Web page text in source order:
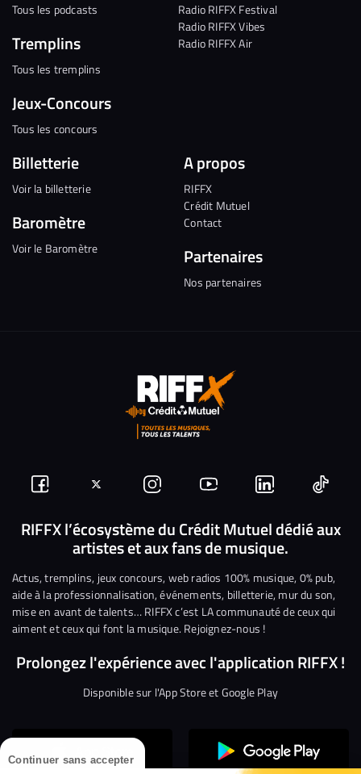
Continuer sans accepter
Tous les podcasts
Tremplins
Tous les tremplins
Jeux-Concours
Tous les concours
Radio RIFFX Festival
Radio RIFFX Vibes
Radio RIFFX Air
Billetterie
Voir la billetterie
Baromètre
Voir le Baromètre
A propos
RIFFX
Crédit Mutuel
Contact
Partenaires
Nos partenaires
Suivez-
nous
Facebook
Suivez-
nous
sur
Twitter
Nous
rejoindre
sur
Instagram
Nous
rejoindre
sur
YouTube
Nous
rejoindre
sur
Linkedin
Nous
RIFFX l’écosystème du Crédit Mutuel dédié aux
artistes et aux fans de musique.
Actus, tremplins, jeux concours, web radios 100% musique, 0% pub,
aide à la professionnalisation, événements, billetterie, mur du son,
mise en avant de talents… RIFFX c’est LA communauté de ceux qui
aiment et ceux qui font la musique. Rejoignez-nous !
Prolongez l'expérience avec l'application RIFFX !
Disponible sur l'App Store et Google Play